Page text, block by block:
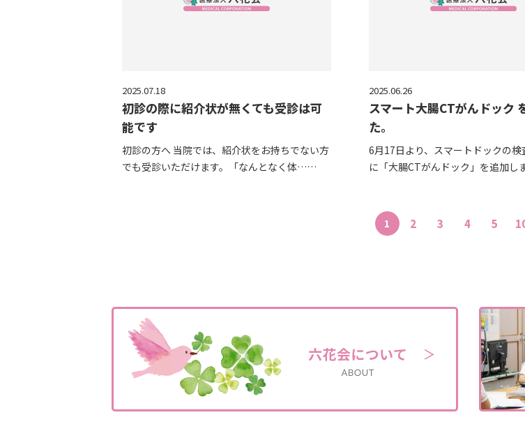
2025.07.18
初診の際に紹介状が無くても受診は可
能です
初診の方へ 当院では、紹介状をお持ちでない方
でも受診いただけます。「なんとなく体……
2025.06.26
スマート大腸CTがんドック
た。
6月17日より、スマートドックの検
に「大腸CTがんドック」を追加
1 2 3 4 5